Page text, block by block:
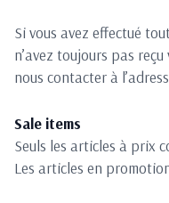
Si vous avez effectué
n’avez toujours pas
nous contacter à
Sale items
Seuls les articles à prix
Les articles en